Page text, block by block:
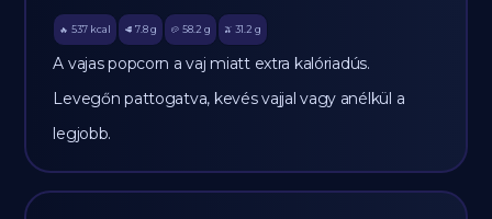
🔥 537 kcal 🥩 7.8 g 🥔 58.2 g 🫒 31.2 g
A vajas popcorn a vaj miatt extra kalóriadús.
Levegőn pattogatva, kevés vajjal vagy anélkül a
legjobb.